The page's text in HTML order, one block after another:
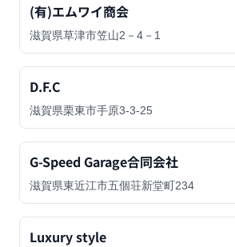
(有)エムワイ商会
滋賀県草津市笠山2－4－1
D.F.C
滋賀県栗東市手原3-3-25
G-Speed Garage合同会社
滋賀県東近江市五個荘新堂町234
Luxury style